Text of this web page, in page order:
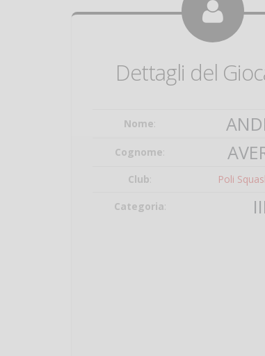
Dettagli del
Nome:
Cognome:
Club: Poli
Categoria: III